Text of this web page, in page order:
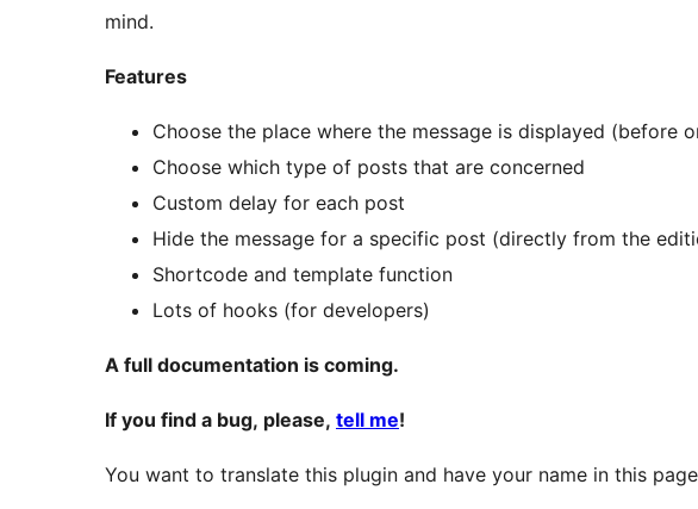
mind.
Features
Choose the place where the message is displayed (before
Choose which type of posts that are concerned
Custom delay for each post
Hide the message for a specific post (directly from the
Shortcode and template function
Lots of hooks (for developers)
A full documentation is coming.
If you find a bug, please, tell me!
You want to translate this plugin and have your name in this